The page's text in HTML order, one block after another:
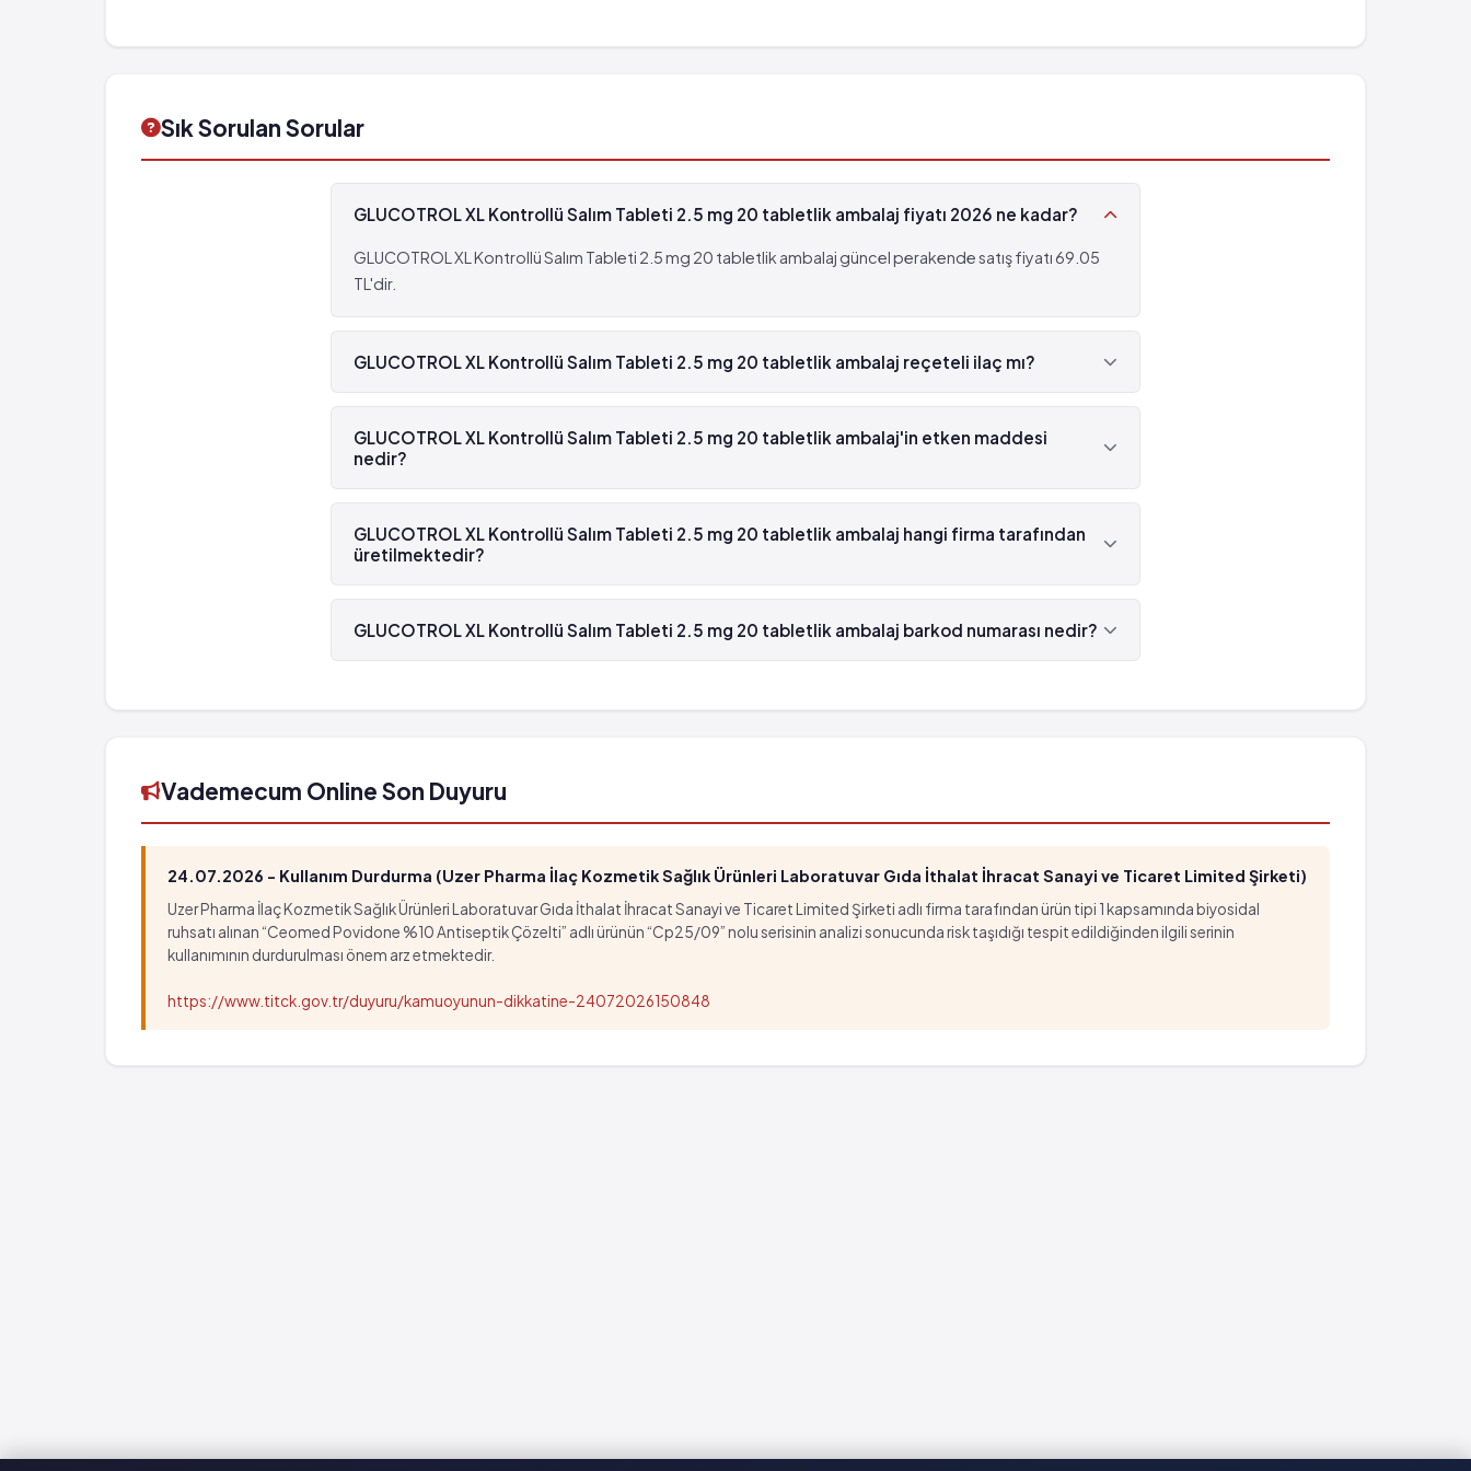
Sık Sorulan Sorular
GLUCOTROL XL Kontrollü Salım Tableti 2.5 mg 20 tabletlik ambalaj fiyatı 2026 ne kadar?
GLUCOTROL XL Kontrollü Salım Tableti 2.5 mg 20 tabletlik ambalaj güncel perakende satış fiyatı 69.05
TL'dir.
GLUCOTROL XL Kontrollü Salım Tableti 2.5 mg 20 tabletlik ambalaj reçeteli ilaç mı?
Evet, GLUCOTROL XL Kontrollü Salım Tableti 2.5 mg 20 tabletlik ambalaj beyaz reçetelidir.
GLUCOTROL XL Kontrollü Salım Tableti 2.5 mg 20 tabletlik ambalaj'in etken maddesi
nedir?
GLUCOTROL XL Kontrollü Salım Tableti 2.5 mg 20 tabletlik ambalaj'in etken maddesi Glipizid 'dür.
GLUCOTROL XL Kontrollü Salım Tableti 2.5 mg 20 tabletlik ambalaj hangi firma tarafından
üretilmektedir?
GLUCOTROL XL Kontrollü Salım Tableti 2.5 mg 20 tabletlik ambalaj , Pfizer Pfe tarafından üretilmektedir.
GLUCOTROL XL Kontrollü Salım Tableti 2.5 mg 20 tabletlik ambalaj barkod numarası nedir?
Vademecum Online Son Duyuru
24.07.2026 - Kullanım Durdurma (Uzer Pharma İlaç Kozmetik Sağlık Ürünleri Laboratuvar Gıda İthalat İhracat Sanayi ve Ticaret Limited Şirketi)
Uzer Pharma İlaç Kozmetik Sağlık Ürünleri Laboratuvar Gıda İthalat İhracat Sanayi ve Ticaret Limited Şirketi adlı firma tarafından ürün tipi 1 kapsamında biyosidal
ruhsatı alınan “Ceomed Povidone %10 Antiseptik Çözelti” adlı ürünün “Cp25/09” nolu serisinin analizi sonucunda risk taşıdığı tespit edildiğinden ilgili serinin
kullanımının durdurulması önem arz etmektedir.
https://www.titck.gov.tr/duyuru/kamuoyunun-dikkatine-24072026150848